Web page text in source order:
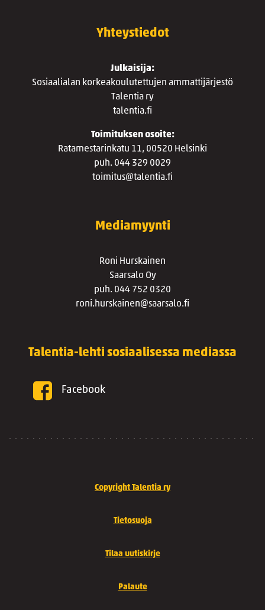
Yhteystiedot
Julkaisija:
Sosiaalialan korkeakoulutettujen ammattijärjestö
Talentia ry
talentia.fi
Toimituksen osoite:
Ratamestarinkatu 11, 00520 Helsinki
puh. 044 329 0029
toimitus@talentia.fi
Mediamyynti
Roni Hurskainen
Saarsalo Oy
puh. 044 752 0320
roni.hurskainen@saarsalo.fi
Talentia-lehti sosiaalisessa mediassa
Facebook
Copyright Talentia ry
Tietosuoja
Tilaa uutiskirje
Palaute